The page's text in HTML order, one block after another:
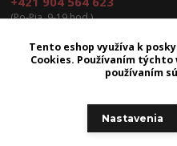
(Po-Pia, 9-19 hod.)
Tento eshop využíva k
Cookies. Používaním
používaním
Nastavenia